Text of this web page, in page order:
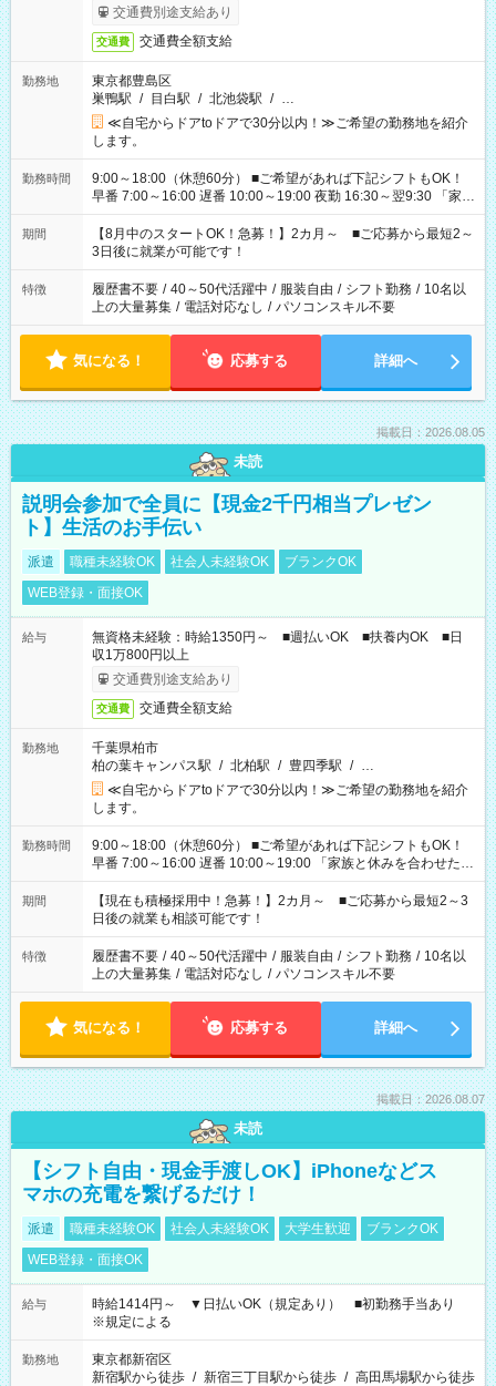
交通費別途支給あり
交通費 交通費全額支給
勤務地
東京都豊島区
巣鴨駅 / 目白駅 / 北池袋駅 / …
≪自宅からドアtoドアで30分以内！≫ご希望の勤務地を紹介
します。
勤務時間
9:00～18:00（休憩60分） ■ご希望があれば下記シフトもOK！
早番 7:00～16:00 遅番 10:00～19:00 夜勤 16:30～翌9:30 「家族
と休みを合わせたい」 「余裕を持って夕飯の準備がしたい」
「できれば残業はしたくない」 など、ご希望を教えてください
ね。 ※Wワーク希望の方へ 今ご覧のお仕事で希望する勤務時間
と、もう1つのお仕事の勤務時間。 合計で週40時間を超える場
合は応募できません。
期間
【8月中のスタートOK！急募！】2カ月～ ■ご応募から最短2～
3日後に就業が可能です！
特徴 履歴書不要 / 40～50代活躍中 / 服装自由 / シフト勤務 / 10名以
上の大量募集 / 電話対応なし / パソコンスキル不要
気になる！ 応募する 詳細へ
掲載日：2026.08.05
未読
説明会参加で全員に【現金2千円相当プレゼン
ト】生活のお手伝い
派遣 職種未経験OK 社会人未経験OK
ブランクOK
WEB登録・面接OK
給与
無資格未経験：時給1350円～ ■週払いOK ■扶養内OK ■日
収1万800円以上
交通費別途支給あり
交通費 交通費全額支給
勤務地
千葉県柏市
柏の葉キャンパス駅 / 北柏駅 / 豊四季駅 / …
≪自宅からドアtoドアで30分以内！≫ご希望の勤務地を紹介
します。
勤務時間
9:00～18:00（休憩60分） ■ご希望があれば下記シフトもOK！
早番 7:00～16:00 遅番 10:00～19:00 「家族と休みを合わせた
い」 「余裕を持って夕飯の準備がしたい」 「できれば残業はし
たくない」 など、ご希望を教えてくださいね。 ※Wワーク希望
の方へ 今ご覧のお仕事で希望する勤務時間と、もう1つのお仕事
の勤務時間。 合計で週40時間を超える場合は応募できません。
期間
【現在も積極採用中！急募！】2カ月～ ■ご応募から最短2～3
日後の就業も相談可能です！
特徴 履歴書不要 / 40～50代活躍中 / 服装自由 / シフト勤務 / 10名以
上の大量募集 / 電話対応なし / パソコンスキル不要
気になる！ 応募する 詳細へ
掲載日：2026.08.07
未読
【シフト自由・現金手渡しOK】iPhoneなどス
マホの充電を繋げるだけ！
派遣 職種未経験OK 社会人未経験OK 大学生歓迎
ブランクOK
WEB登録・面接OK
給与
時給1414円～ ▼日払いOK（規定あり） ■初勤務手当あり
※規定による
勤務地
東京都新宿区
新宿駅から徒歩 / 新宿三丁目駅から徒歩 / 高田馬場駅から徒歩